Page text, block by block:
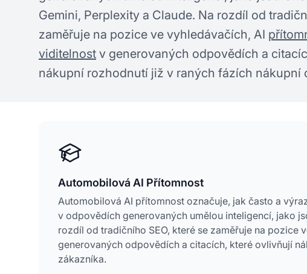
Gemini, Perplexity a Claude. Na rozdíl od
zaměřuje na pozice ve vyhledávačích, AI
viditelnost v generovaných odpovědích a
nákupní rozhodnutí již v raných fázích nákupní
Automobilová AI Přítomnost
Automobilová AI přítomnost označuje, jak často a
v odpovědích generovaných umělou inteligencí, jako
rozdíl od tradičního SEO, které se zaměřuje na
generovaných odpovědích a citacích, které ovlivňují
zákazníka.